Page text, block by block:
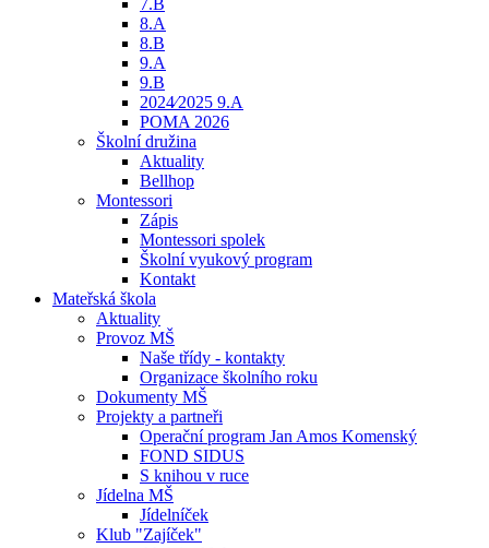
7.B
8.A
8.B
9.A
9.B
2024⁄2025 9.A
POMA 2026
Školní družina
Aktuality
Bellhop
Montessori
Zápis
Montessori spolek
Školní vyukový program
Kontakt
Mateřská škola
Aktuality
Provoz MŠ
Naše třídy - kontakty
Organizace školního roku
Dokumenty MŠ
Projekty a partneři
Operační program Jan Amos Komenský
FOND SIDUS
S knihou v ruce
Jídelna MŠ
Jídelníček
Klub "Zajíček"